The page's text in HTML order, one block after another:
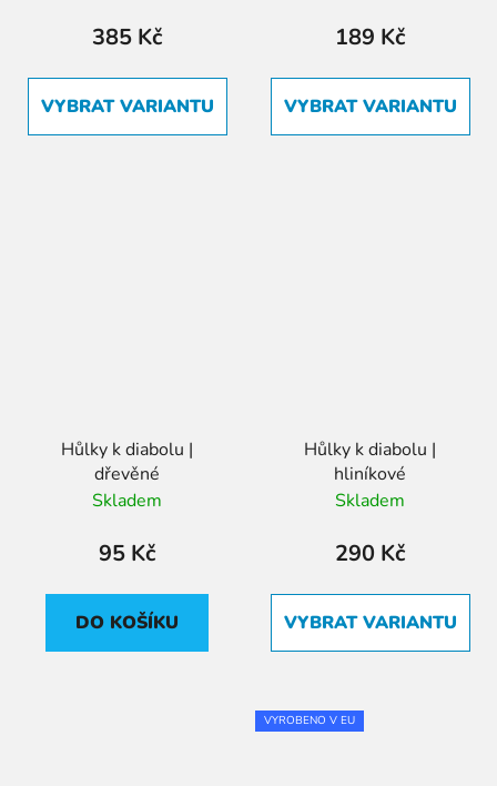
385 Kč
VYBRAT VARIANTU
189 Kč
VYBRAT VARIANTU
Hůlky k diabolu |
dřevěné
Skladem
95 Kč
DO KOŠÍKU
Hůlky k diabolu |
hliníkové
Skladem
290 Kč
VYBRAT VARIANTU
VYROBENO V EU